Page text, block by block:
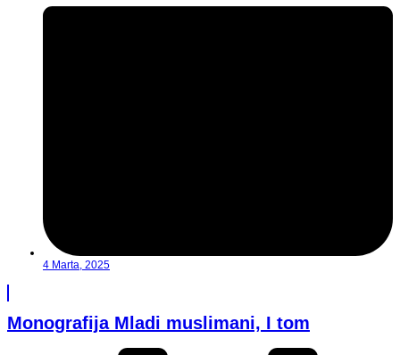
4 Marta, 2025
Monografija Mladi muslimani, I tom